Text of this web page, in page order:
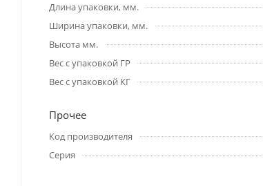
Длина упаковки, мм.
Ширина упаковки, мм.
Высота мм.
Вес с упаковкой ГР
Вес с упаковкой КГ
Прочее
Код производителя
Серия